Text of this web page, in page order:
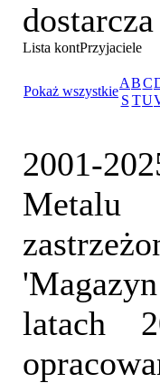
dostarcza
Lista kontPrzyjaciele
Pokaż wszystkie
ABC
S TU
2001-
Metalu
latach